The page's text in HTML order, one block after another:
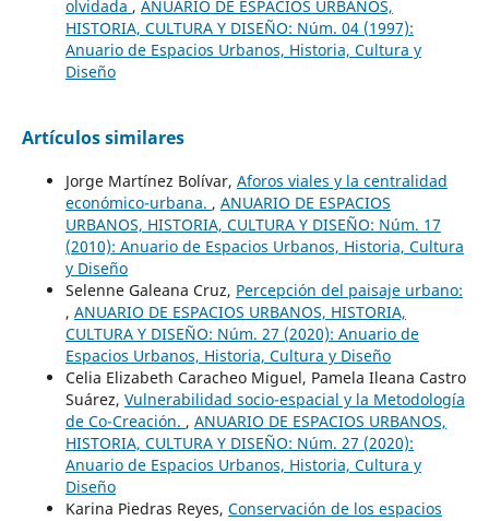
olvidada , ANUARIO DE ESPACIOS URBANOS,
HISTORIA, CULTURA Y DISEÑO: Núm. 04 (1997):
Anuario de Espacios Urbanos, Historia, Cultura y
Diseño
Artículos similares
Jorge Martínez Bolívar, Aforos viales y la centralidad
económico-urbana. , ANUARIO DE ESPACIOS
URBANOS, HISTORIA, CULTURA Y DISEÑO: Núm. 17
(2010): Anuario de Espacios Urbanos, Historia, Cultura
y Diseño
Selenne Galeana Cruz, Percepción del paisaje urbano:
, ANUARIO DE ESPACIOS URBANOS, HISTORIA,
CULTURA Y DISEÑO: Núm. 27 (2020): Anuario de
Espacios Urbanos, Historia, Cultura y Diseño
Celia Elizabeth Caracheo Miguel, Pamela Ileana Castro
Suárez, Vulnerabilidad socio-espacial y la Metodología
de Co-Creación. , ANUARIO DE ESPACIOS URBANOS,
HISTORIA, CULTURA Y DISEÑO: Núm. 27 (2020):
Anuario de Espacios Urbanos, Historia, Cultura y
Diseño
Karina Piedras Reyes, Conservación de los espacios